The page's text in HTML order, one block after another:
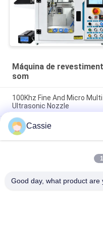
Máquina de
som
100Khz Fine And Micro
Ultrasonic Nozzle
Linha de produção para
de pulverização por ultra-
BTC e tubos de injeção
Revestimento de precisão
Cassie
Good day, what product are